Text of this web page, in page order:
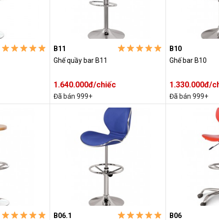
B11
Ghế quầy bar B11
1.640.000đ/chiếc
Đã bán 999+
B10
Ghế bar B10
1.330.000đ/
Đã bán 999+
B06.1 B06